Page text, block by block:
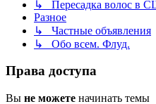
↳ Пересадка волос в
Разное
↳ Частные объявления
↳ Обо всем. Флуд.
Права доступа
Вы не можете начинать темы